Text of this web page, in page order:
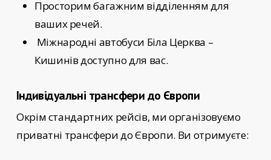
Просторим багажним відділенням для
ваших речей.
Міжнародні автобуси Біла Церква –
Кишинів доступно для вас.
Індивідуальні трансфери до Європи
Окрім стандартних рейсів, ми організовуємо
приватні трансфери до Європи. Ви отримуєте: